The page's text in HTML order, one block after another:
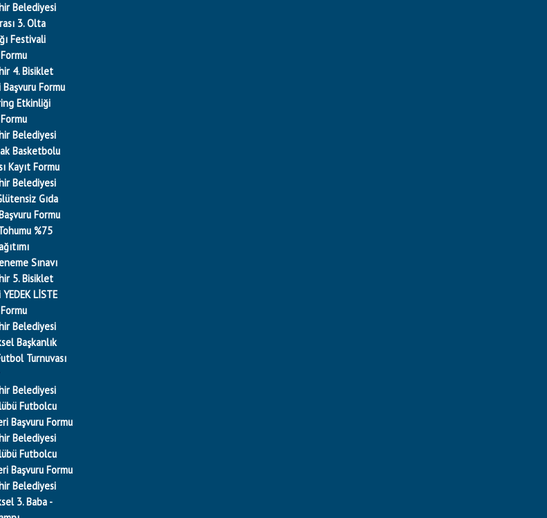
Belediyesi
3. Olta
Festivali
4. Bisiklet
Formu
Etkinliği
Belediyesi
Basketbolu
Kayıt Formu
Belediyesi
Gıda
Formu
%75
Sınavı
5. Bisiklet
LİSTE
Belediyesi
Başkanlık
Turnuvası
Belediyesi
Futbolcu
Başvuru Formu
Belediyesi
Futbolcu
Başvuru Formu
Belediyesi
3. Baba -